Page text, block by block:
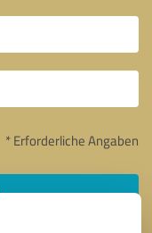
* Erforderliche Angaben